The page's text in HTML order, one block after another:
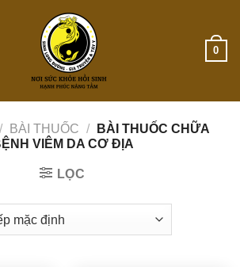
0
/ BÀI THUỐC /
BÀI THUỐC CHỮA
VIÊM DA CƠ ĐỊA
LỌC